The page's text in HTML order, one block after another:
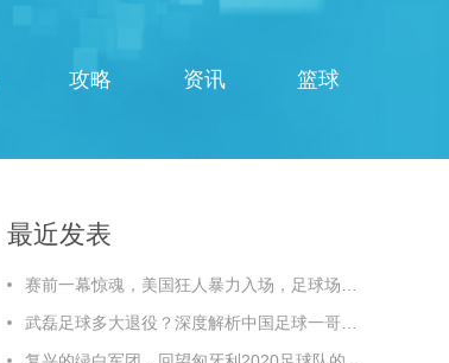
攻略 资讯 篮球
最近发表
赛前一幕惊魂，美国狂人暴力入场，足球场秒变闹市，赛前惊魂！美国狂人暴力入场，足球场秒变闹市
武磊足球多大退役？深度解析中国足球一哥的职业生涯终点线，武磊多大退役？深度解析中国足球一哥的职业生涯终点线